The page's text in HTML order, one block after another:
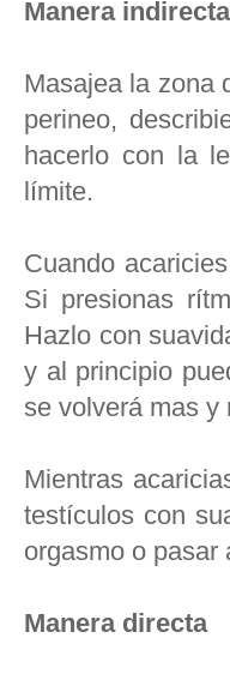
Manera indirecta
Masajea la zona
perineo,
hacerlo con la
límite.
Cuando
Si presionas
Hazlo con
y al principio
se volverá mas y
Mientras
testículos con
orgasmo o pasar
Manera directa